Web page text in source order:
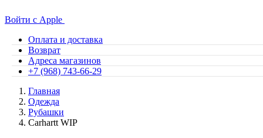
Войти с Apple
Оплата и доставка
Возврат
Адреса магазинов
+7 (968) 743-66-29
Главная
Одежда
Рубашки
Carhartt WIP